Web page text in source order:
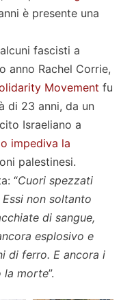
è presente una
fascisti a
anno Rachel Corrie,
Movement fu
di 23 anni, da un
Israeliano a
impediva la
palestinesi.
“Cuori spezzati
non soltanto
di sangue,
esplosivo e
di ferro. E ancora i
la morte”.